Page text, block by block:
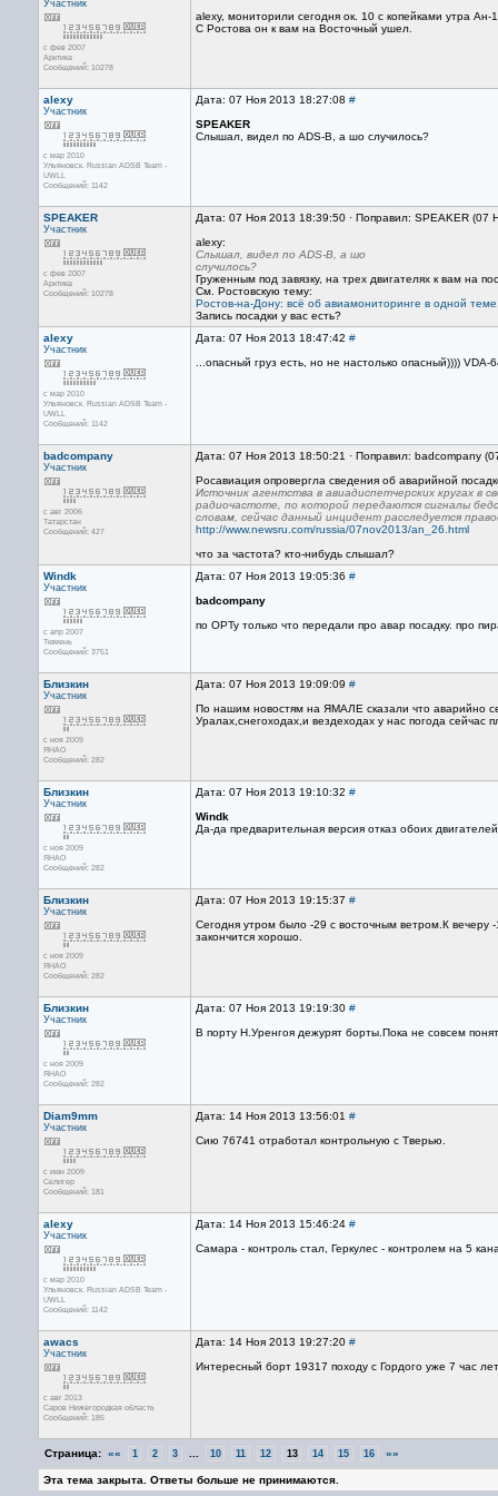
Участник
с фев 2007
Арктика
Сообщений: 10278
alexy, мониторили сегодня ок. 10 с копейками утра
С Ростова он к вам на Восточный ушел.
alexy
Участник
с мар 2010
Ульяновск. Russian ADSB Team -
UWLL
Сообщений: 1142
Дата: 07 Ноя 2013 18:27:08 #
SPEAKER
Слышал, видел по ADS-B, а шо случилось?
SPEAKER
Участник
с фев 2007
Арктика
Сообщений: 10278
Дата: 07 Ноя 2013 18:39:50 · Поправил: SPEAKER (07
alexy:
Слышал, видел по ADS-B, а шо
случилось?
Груженным под завязку, на трех двигателях к вам на
См. Ростовскую тему:
Ростов-на-Дону: всё об авиамониторинге в одной
Запись посадки у вас есть?
alexy
Участник
с мар 2010
Ульяновск. Russian ADSB Team -
UWLL
Сообщений: 1142
Дата: 07 Ноя 2013 18:47:42 #
...опасный груз есть, но не настолько опасный))))
badcompany
Участник
с авг 2006
Татарстан
Сообщений: 427
Дата: 07 Ноя 2013 18:50:21 · Поправил: badcompany
Росавиация опровергла сведения об аварийной
Источник агентства в авиадиспетчерских кругах в
радиочастоте, по которой передаются сигналы
словам, сейчас данный инцидент расследуется
http://www.newsru.com/russia/07nov2013/an_26.html
что за частота? кто-нибудь слышал?
Windk
Участник
с апр 2007
Тюмень
Сообщений: 3751
Дата: 07 Ноя 2013 19:05:36 #
badcompany
по ОРТу только что передали про авар посадку. про
Близкин
Участник
с ноя 2009
ЯНАО
Сообщений: 282
Дата: 07 Ноя 2013 19:09:09 #
По нашим новостям на ЯМАЛЕ сказали что аварийно
Уралах,снегоходах,и вездеходах у нас погода
Близкин
Участник
с ноя 2009
ЯНАО
Сообщений: 282
Дата: 07 Ноя 2013 19:10:32 #
Windk
Да-да предварительная версия отказ обоих
Близкин
Участник
с ноя 2009
ЯНАО
Сообщений: 282
Дата: 07 Ноя 2013 19:15:37 #
Сегодня утром было -29 с восточным ветром.К вечеру
закончится хорошо.
Близкин
Участник
с ноя 2009
ЯНАО
Сообщений: 282
Дата: 07 Ноя 2013 19:19:30 #
В порту Н.Уренгоя дежурят борты.Пока не совсем
Diam9mm
Участник
с июн 2009
Селигер
Сообщений: 181
Дата: 14 Ноя 2013 13:56:01 #
Сию 76741 отработал контрольную с Тверью.
alexy
Участник
с мар 2010
Ульяновск. Russian ADSB Team -
UWLL
Сообщений: 1142
Дата: 14 Ноя 2013 15:46:24 #
Самара - контроль стал, Геркулес - контролем на 5
awacs
Участник
с авг 2013
Саров Нижегородкая область
Сообщений: 185
Дата: 14 Ноя 2013 19:27:20 #
Интересный борт 19317 походу с Гордого уже 7 час
Страница: «« 1 2 3 10 11 12 13 14 15 16 »»
Эта тема закрыта. Ответы больше не принимаются.